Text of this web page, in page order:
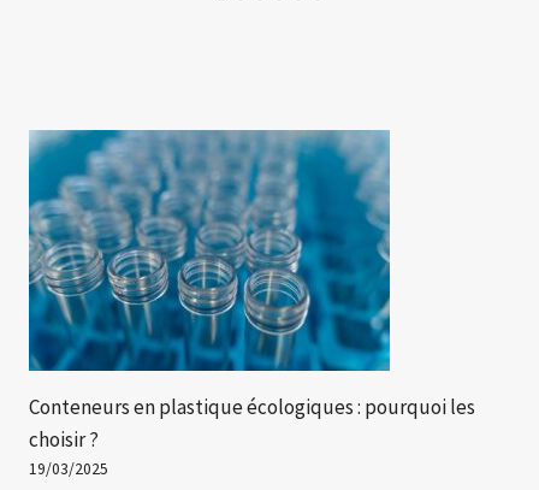
Conteneurs en plastique écologiques : pourquoi les
choisir ?
19/03/2025